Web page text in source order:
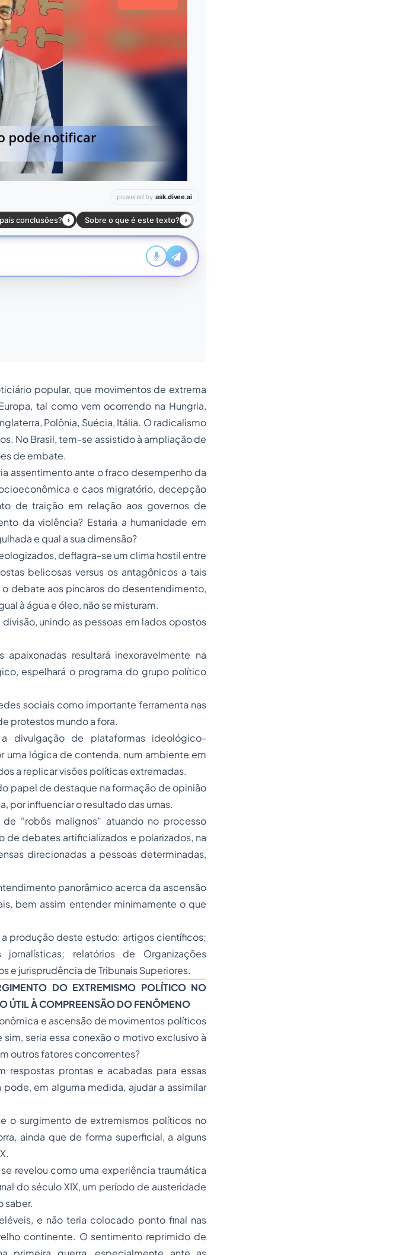
popular, que movimentos de extrema
tal como vem ocorrendo na Hungria,
Polônia, Suécia, Itália. O radicalismo
No Brasil, tem-se assistido à ampliação de
de embate.
assentimento ante o fraco desempenho da
e caos migratório, decepção
de traição em relação aos governos de
da violência? Estaria a humanidade em
e qual a sua dimensão?
deflagra-se um clima hostil entre
belicosas versus os antagônicos a tais
debate aos píncaros do desentendimento,
à água e óleo, não se misturam.
unindo as pessoas em lados opostos
resultará inexoravelmente na
espelhará o programa do grupo político
sociais como importante ferramenta nas
protestos mundo a fora.
divulgação de plataformas ideológico-
uma lógica de contenda, num ambiente em
a replicar visões políticas extremadas.
papel de destaque na formação de opinião
por influenciar o resultado das urnas.
“robôs malignos” atuando no processo
de debates artificializados e polarizados, na
direcionadas a pessoas determinadas,
panorâmico acerca da ascensão
bem assim entender minimamente o que
a produção deste estudo: artigos científicos;
relatórios de Organizações
e jurisprudência de Tribunais Superiores.
DO EXTREMISMO POLÍTICO NO
ÚTIL À COMPREENSÃO DO FENÔMENO
e ascensão de movimentos políticos
seria essa conexão o motivo exclusivo à
outros fatores concorrentes?
prontas e acabadas para essas
em alguma medida, ajudar a assimilar
o surgimento de extremismos políticos no
ainda que de forma superficial, a alguns
se revelou como uma experiência traumática
do século XIX, um período de austeridade
saber.
e não teria colocado ponto final nas
continente. O sentimento reprimido de